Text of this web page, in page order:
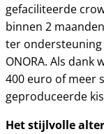
gefaciliteerde
binnen 2
ter ondersteuning
ONORA. Als dank
400 euro of meer
geproduceerde
Het stijlvolle